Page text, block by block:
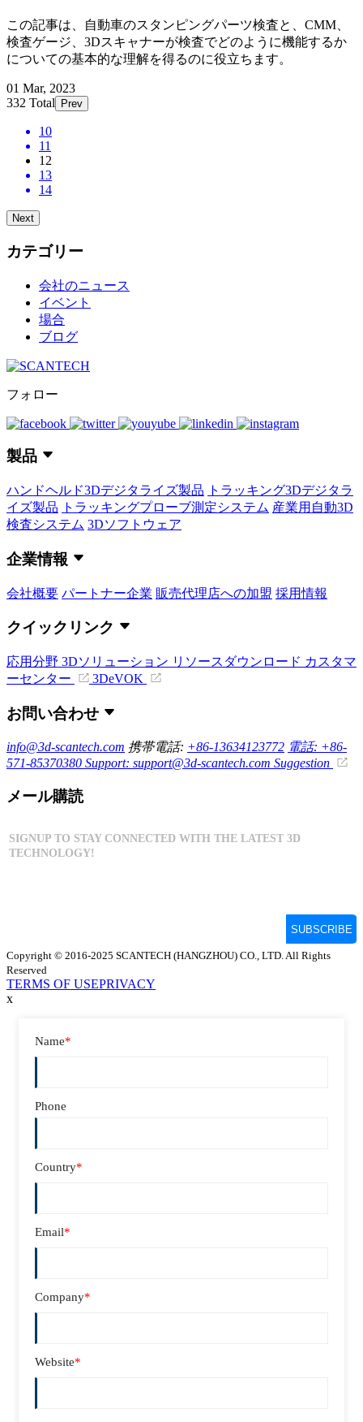
この記事は、自動車のスタンピングパーツ検査と、CMM、
検査ゲージ、3Dスキャナーが検査でどのように機能するか
についての基本的な理解を得るのに役立ちます。
01 Mar, 2023
332 Total
Prev
10
11
12
13
14
Next
カテゴリー
会社のニュース
イベント
場合
ブログ
フォロー
製品
ハンドヘルド3Dデジタライズ製品
トラッキング3Dデジタラ
イズ製品
トラッキングプローブ測定システム 産業用自動3D
検査システム 3Dソフトウェア
企業情報
会社概要 パートナー企業 販売代理店への加盟 採用情報
クイックリンク
応用分野 3Dソリューション リソースダウンロード カスタマ
ーセンター
3DeVOK
お問い合わせ
info@3d-scantech.com 携帯電話: +86-13634123772 電話: +86-
571-85370380 Support: support@3d-scantech.com Suggestion
メール購読
Copyright © 2016-2025 SCANTECH (HANGZHOU) CO., LTD. All Rights
Reserved
TERMS OF USEPRIVACY
x
Name*
Phone
Country*
Email*
Company*
Website*